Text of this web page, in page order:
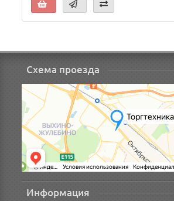
Схема проезда
Информация